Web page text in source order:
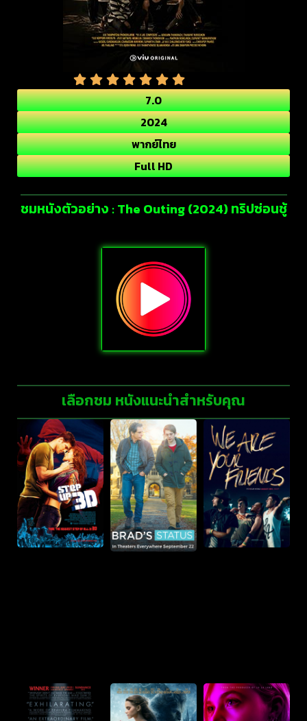
7.0
2024
พากย์ไทย
Full HD
ชมหนังตัวอย่าง : The Outing (2024) ทริปซ่อนชู้
เลือกชม หนังแนะนำสำหรับคุณ